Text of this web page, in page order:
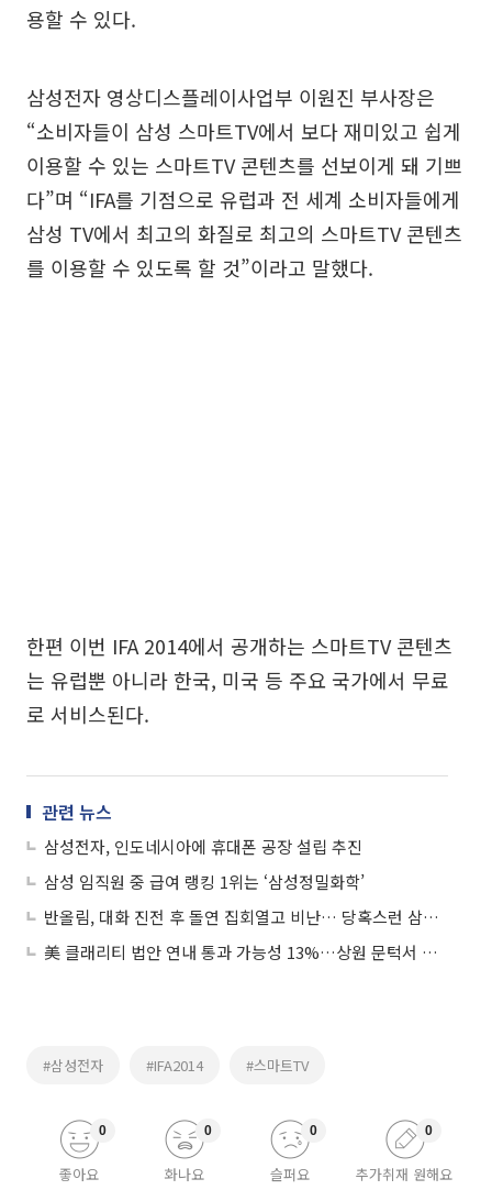
용할 수 있다.
삼성전자 영상디스플레이사업부 이원진 부사장은
“소비자들이 삼성 스마트TV에서 보다 재미있고 쉽게
이용할 수 있는 스마트TV 콘텐츠를 선보이게 돼 기쁘
다”며 “IFA를 기점으로 유럽과 전 세계 소비자들에게
삼성 TV에서 최고의 화질로 최고의 스마트TV 콘텐츠
를 이용할 수 있도록 할 것”이라고 말했다.
한편 이번 IFA 2014에서 공개하는 스마트TV 콘텐츠
는 유럽뿐 아니라 한국, 미국 등 주요 국가에서 무료
로 서비스된다.
관련 뉴스
삼성전자, 인도네시아에 휴대폰 공장 설립 추진
삼성 임직원 중 급여 랭킹 1위는 ‘삼성정밀화학’
반올림, 대화 진전 후 돌연 집회열고 비난… 당혹스런 삼성전자
美 클래리티 법안 연내 통과 가능성 13%…상원 문턱서 제동
#삼성전자 #IFA2014 #스마트TV
좋아요
0
화나요
0
슬퍼요
0
추가취재 원해요
0